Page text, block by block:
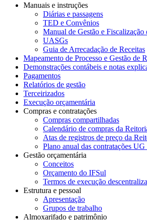
Manuais e instruções
Diárias e passagens
TED e Convênios
Manual de Gestão e Fiscalização
UASGs
Guia de Arrecadação de Receitas
Mapeamento de Processo e Gestão de
Demonstrações contábeis e notas
Pagamentos
Relatórios de gestão
Terceirizados
Execução orçamentária
Compras e contratações
Compras compartilhadas
Calendário de compras da
Atas de registros de preço da
Plano anual das contratações
Gestão orçamentária
Conceitos
Orçamento do IFSul
Termos de execução
Estrutura e pessoal
Apresentação
Grupos de trabalho
Almoxarifado e patrimônio